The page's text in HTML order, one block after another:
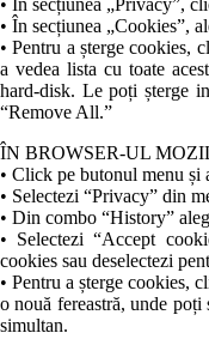
• În secțiunea „Cookies”,
• Pentru a șterge cookies,
a vedea lista cu toate
hard-disk. Le poți șterge
“Remove All.”
ÎN BROWSER-UL
• Click pe butonul menu și
• Selectezi “Privacy” din
• Din combo “History”
• Selectezi “Accept
cookies sau deselectezi
• Pentru a șterge cookies,
o nouă fereastră, unde
simultan.